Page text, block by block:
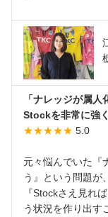
「ナレッジが属人
Stockを非常に強
★★★★★ 5.0
元々悩んでいた『
う』という問題が
『Stockさえ見れ
う状況を作り出す